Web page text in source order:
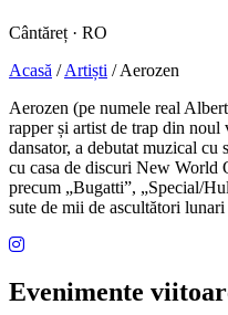
Cântăreț · RO
Acasă / Artiști / Aerozen
Aerozen (pe numele real
rapper și artist de trap din
dansator, a debutat muzical
cu casa de discuri New World
precum „Bugatti”, „Special/
sute de mii de ascultători
Evenimente